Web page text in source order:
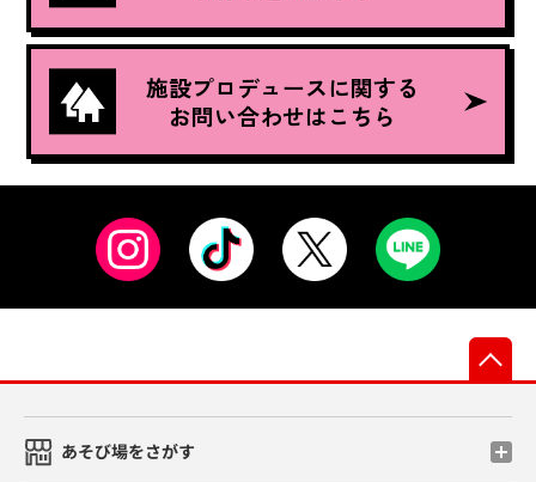
施設プロデュースに関する
お問い合わせはこちら
あそび場をさがす